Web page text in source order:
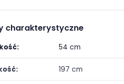
charakterystyczne
54 cm
197 cm